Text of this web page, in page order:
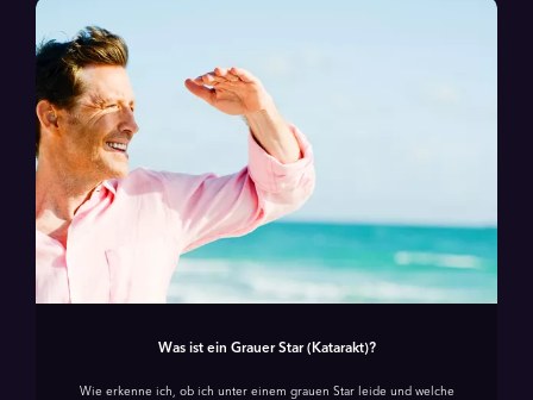
Was ist ein Grauer Star (Katarakt)?
Wie erkenne ich, ob ich unter einem grauen Star leide und welche